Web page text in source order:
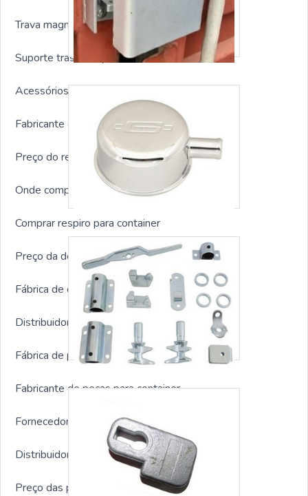
Trava magnetica para container
Suporte traseiro tipo alavanca
Acessórios para containers em geral
Fabricante de respiro para container
Preço do respiro para container
Onde comprar respiro para container
Comprar respiro para container
Preço da dobradiça para container
Fábrica de dobradiça para container
Distribuidor de dobradiça para container
Fábrica de peças para container
Fabricante de peças para container
Fornecedor de peças para container
Distribuidor de peças para container
Preço das peças para container